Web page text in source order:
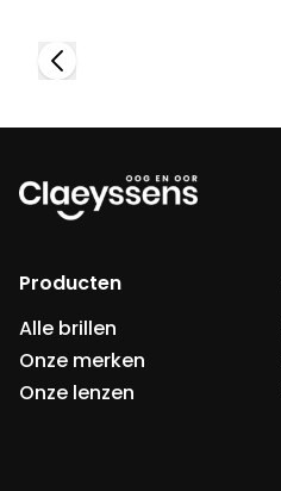
Producten
Alle brillen
Onze merken
Onze lenzen